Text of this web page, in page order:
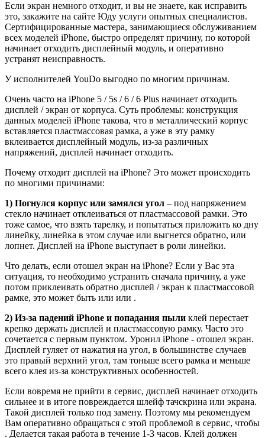
Если экран немного отходит, и вы не знаете, как исправить
это, закажите на сайте Юду услуги опытных специалистов.
Сертифицированные мастера, занимающиеся обслуживанием
всех моделей iPhone, быстро определят причину, по которой
начинает отходить дисплейный модуль, и оперативно
устранят неисправность.
У исполнителей YouDo выгодно по многим причинам.
Очень часто на iPhone 5 / 5s / 6 / 6 Plus начинает отходить
дисплей / экран от корпуса. Суть проблемы: конструкция
данных моделей iPhone такова, что в металлический корпус
вставляется пластмассовая рамка, а уже в эту рамку
вклеивается дисплейный модуль, из-за различных
напряжений, дисплей начинает отходить.
Почему отходит дисплей на iPhone? Это может происходить
по многими причинами:
1) Погнулся корпус или замялся угол – под напряжением
стекло начинает отклеиваться от пластмассовой рамки. Это
тоже самое, что взять тарелку, и попытаться приложить ко дну
линейку, линейка в этом случае или выгнется обратно, или
лопнет. Дисплей на iPhone выступает в роли линейки.
Что делать, если отошел экран на iPhone? Если у Вас эта
ситуация, то необходимо устранить сначала причину, а уже
потом приклеивать обратно дисплей / экран к пластмассовой
рамке, это может быть или или .
2) Из-за падений iPhone и попадания пыли клей перестает
крепко держать дисплей и пластмассовую рамку. Часто это
сочетается с первым пунктом. Уронил iPhone - отошел экран.
Дисплей гуляет от нажатия на угол, в большинстве случаев
это правый верхний угол, там тоньше всего рамка и меньше
всего клея из-за конструктивных особенностей.
Если вовремя не прийти в сервис, дисплей начинает отходить
сильнее и в итоге повреждается шлейф тачскрина или экрана.
Такой дисплей только под замену. Поэтому мы рекомендуем
Вам оперативно обращаться с этой проблемой в сервис, чтобы
. Делается такая работа в течение 1-3 часов. Клей должен